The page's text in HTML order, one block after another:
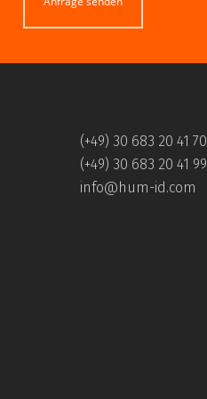
(+49) 30 683 20 41 70
(+49) 30 683 20 41 99
info@hum-id.com